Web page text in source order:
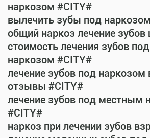
наркозом #CITY#
вылечить зубы под
общий наркоз лечение зубов
стоимость лечения зубов
наркозом #CITY#
лечение зубов под
отзывы #CITY#
лечение зубов под местным
#CITY#
наркоз при лечении зубов